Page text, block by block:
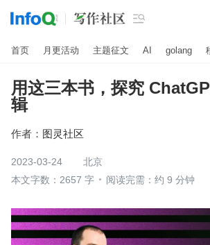

首页 月更活动 主题征文 AI golang
用这三本书，探究
辑
作者： 图灵社区
2023-03-24
北京
本文字数：2657 字
阅读完需：约 9 分钟